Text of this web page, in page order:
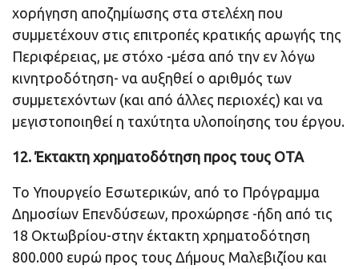
χορήγηση αποζημίωσης στα στελέχη που
συμμετέχουν στις επιτροπές κρατικής αρωγής της
Περιφέρειας, με στόχο -μέσα από την εν λόγω
κινητροδότηση- να αυξηθεί ο αριθμός των
συμμετεχόντων (και από άλλες περιοχές) και να
μεγιστοποιηθεί η ταχύτητα υλοποίησης του έργου.
12. Έκτακτη χρηματοδότηση προς τους ΟΤΑ
Το Υπουργείο Εσωτερικών, από το Πρόγραμμα
Δημοσίων Επενδύσεων, προχώρησε -ήδη από τις
18 Οκτωβρίου-στην έκτακτη χρηματοδότηση
800.000 ευρώ προς τους Δήμους Μαλεβιζίου και